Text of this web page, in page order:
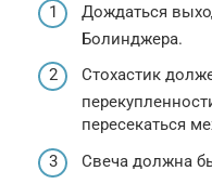
Дождаться
Болинджера.
Стохастик
пересекаться
Свеча должна